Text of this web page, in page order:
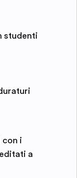
studenti
i
a